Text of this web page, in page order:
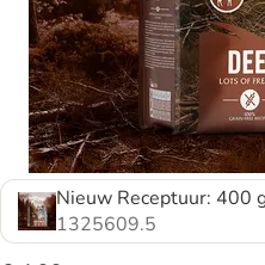
Nieuw Receptuur: 400
1325609.5